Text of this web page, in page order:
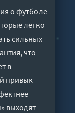
о футболе
легко
сильных
что
в
привык
выходят